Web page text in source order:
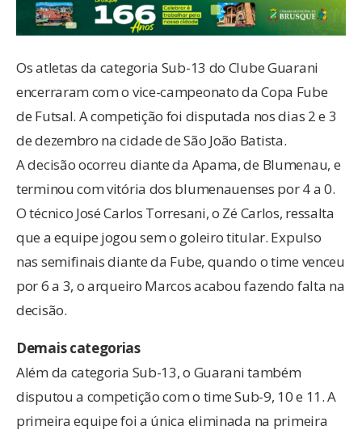
Os atletas da categoria Sub-13 do Clube Guarani
encerraram com o vice-campeonato da Copa Fube
de Futsal. A competição foi disputada nos dias 2 e 3
de dezembro na cidade de São João Batista.
A decisão ocorreu diante da Apama, de Blumenau, e
terminou com vitória dos blumenauenses por 4 a 0.
O técnico José Carlos Torresani, o Zé Carlos, ressalta
que a equipe jogou sem o goleiro titular. Expulso
nas semifinais diante da Fube, quando o time venceu
por 6 a 3, o arqueiro Marcos acabou fazendo falta na
decisão.
Demais categorias
Além da categoria Sub-13, o Guarani também
disputou a competição com o time Sub-9, 10 e 11. A
primeira equipe foi a única eliminada na primeira